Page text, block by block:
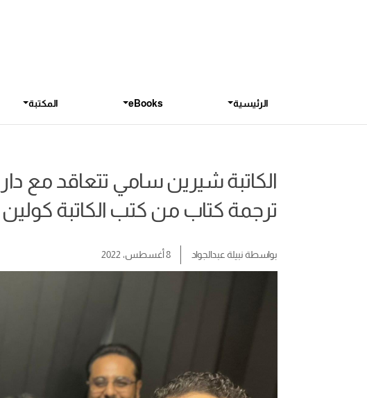
الرئيسية eBooks المكتبة
الكاتبة شيرين سامي تتعاقد مع
ترجمة كتاب من كتب الكاتبة
بواسطةنبيلة عبدالجواد 8 أغسطس، 2022